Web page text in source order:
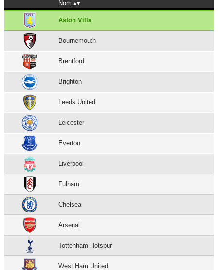
Nom
Aston Villa
Bournemouth
Brentford
Brighton
Leeds United
Leicester
Everton
Liverpool
Fulham
Chelsea
Arsenal
Tottenham Hotspur
West Ham United